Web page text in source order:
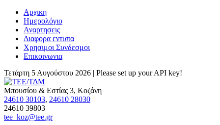
Αρχικη
Ημερολόγιο
Αναρτησεις
Διαφορα εντυπα
Χρησιμοι Συνδεσμοι
Επικοινωνια
Τετάρτη 5 Αυγούστου 2026 | Please set up your API key!
Μπουσίου & Εστίας 3, Κοζάνη
24610 30103, 24610 28030
24610 39803
tee_koz@tee.gr